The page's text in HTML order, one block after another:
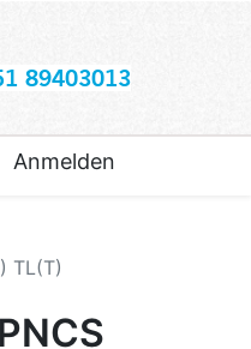
89403013
Anmelden
TL(T)